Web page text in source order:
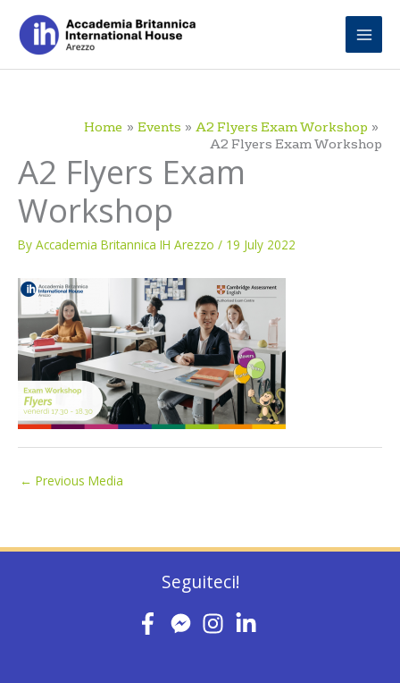
content
Home Events
A2 Flyers Exam Workshop
A2 Flyers Exam Workshop
A2 Flyers Exam
Workshop
By Accademia Britannica IH Arezzo / 19 July 2022
← Previous Media
Seguiteci!